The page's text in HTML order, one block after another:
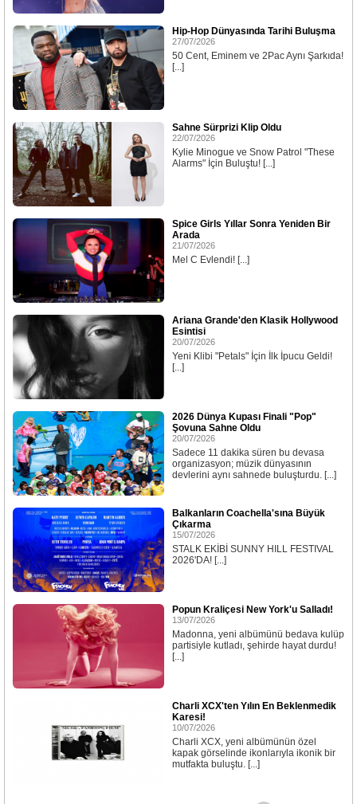
Hip-Hop Dünyasında Tarihi Buluşma
27/07/2026
50 Cent, Eminem ve 2Pac Aynı Şarkıda!
[...]
Sahne Sürprizi Klip Oldu
22/07/2026
Kylie Minogue ve Snow Patrol "These
Alarms" İçin Buluştu! [...]
Spice Girls Yıllar Sonra Yeniden Bir
Arada
21/07/2026
Mel C Evlendi! [...]
Ariana Grande'den Klasik Hollywood
Esintisi
20/07/2026
Yeni Klibi "Petals" İçin İlk İpucu Geldi!
[...]
2026 Dünya Kupası Finali "Pop"
Şovuna Sahne Oldu
20/07/2026
Sadece 11 dakika süren bu devasa
organizasyon; müzik dünyasının
devlerini aynı sahnede buluşturdu. [...]
Balkanların Coachella'sına Büyük
Çıkarma
15/07/2026
STALK EKİBİ SUNNY HILL FESTIVAL
2026'DA! [...]
Popun Kraliçesi New York'u Salladı!
13/07/2026
Madonna, yeni albümünü bedava kulüp
partisiyle kutladı, şehirde hayat durdu!
[...]
Charli XCX'ten Yılın En Beklenmedik
Karesi!
10/07/2026
Charli XCX, yeni albümünün özel
kapak görselinde ikonlarıyla ikonik bir
mutfakta buluştu. [...]